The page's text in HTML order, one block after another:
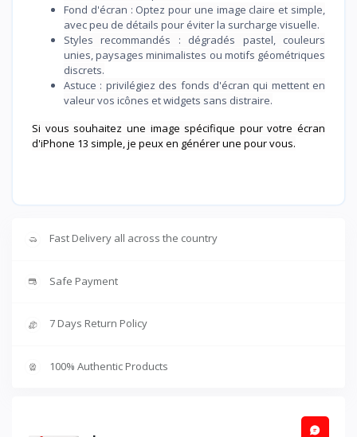
Fond d'écran : Optez pour une image claire et simple,
avec peu de détails pour éviter la surcharge visuelle.
Styles recommandés : dégradés pastel, couleurs
unies, paysages minimalistes ou motifs géométriques
discrets.
Astuce : privilégiez des fonds d'écran qui mettent en
valeur vos icônes et widgets sans distraire.
Si vous souhaitez une image spécifique pour votre écran
d'iPhone 13 simple, je peux en générer une pour vous.
Fast Delivery all across the country
Safe Payment
7 Days Return Policy
100% Authentic Products